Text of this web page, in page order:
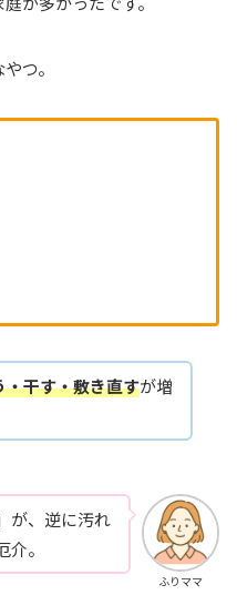
つ。
・干す・敷き直すが増
ふりママ
が、逆に汚れ
。